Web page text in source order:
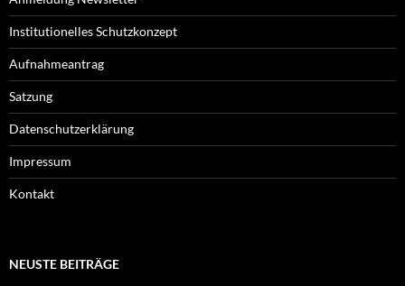
Institutionelles Schutzkonzept
Aufnahmeantrag
Satzung
Datenschutzerklärung
Impressum
Kontakt
NEUSTE BEITRÄGE